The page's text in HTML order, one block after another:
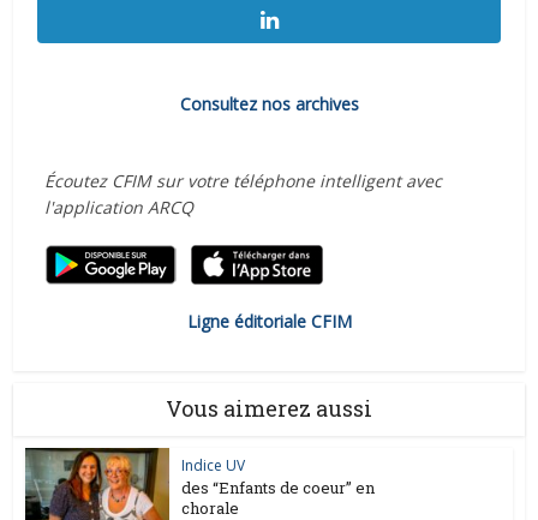
Consultez nos archives
Écoutez CFIM sur votre téléphone intelligent avec
l'application ARCQ
Ligne éditoriale CFIM
Vous aimerez aussi
Indice UV
des “Enfants de coeur” en
chorale